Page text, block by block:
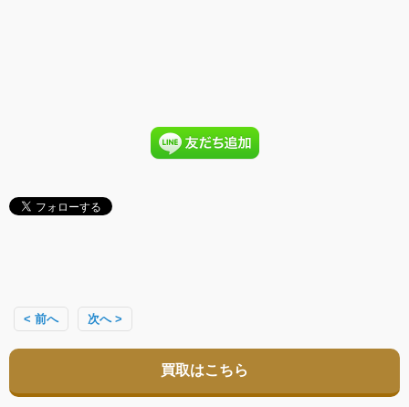
< 前へ 次へ >
買取はこちら